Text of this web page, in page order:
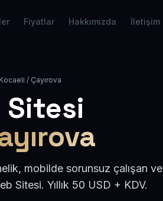
Fiyatlar Hakkımızda İletişim
Kocaeli / Çayırova
Sitesi
mobilde sorunsuz çalışan ve
Sitesi. Yıllık 50 USD + KDV.